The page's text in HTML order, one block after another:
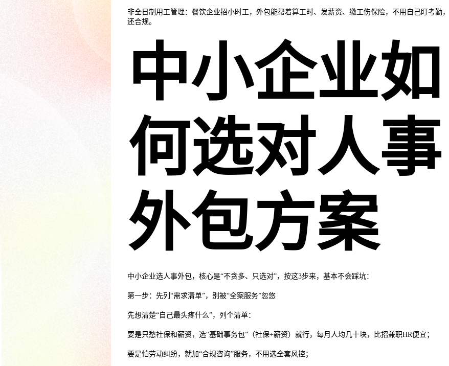
非全日制用工管理：餐饮企业招小时工，外包能帮着算工时、发薪资、缴工伤保险，不用自己盯考勤，
还合规。
中小企业如
何选对人事
外包方案
中小企业选人事外包，核心是“不贪多、只选对”，按这3步来，基本不会踩坑：
第一步：先列“需求清单”，别被“全案服务”忽悠
先想清楚“自己最头疼什么”，列个清单：
要是只愁社保和薪资，选“基础事务包”（社保+薪资）就行，每月人均几十块，比招兼职HR便宜；
要是怕劳动纠纷，就加“合规咨询”服务，不用选全套风控；